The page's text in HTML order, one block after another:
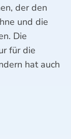
der den
und die
Die
für die
hat auch